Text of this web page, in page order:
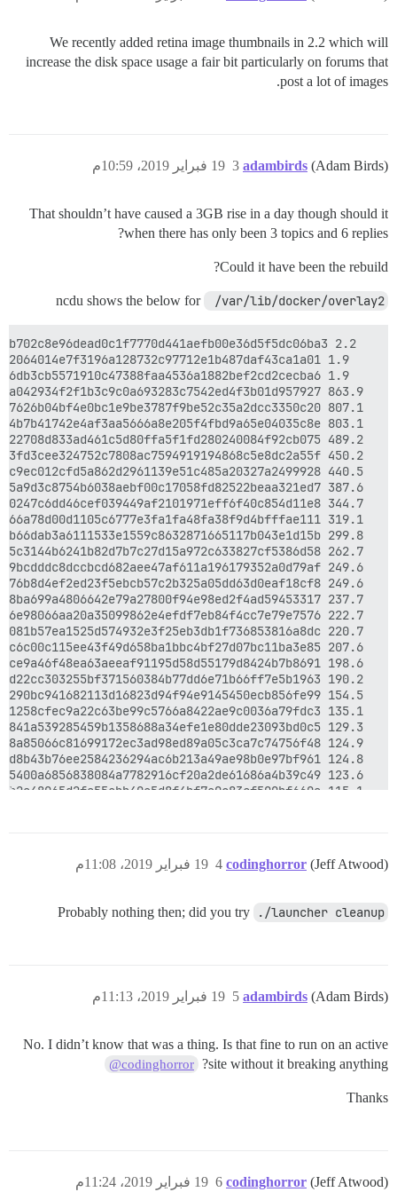
We recently added retina image thumbnails in 2.2 which will
increase the disk space usage a fair bit particularly on forums that
post a lot of images.
adambirds (Adam Birds) 19 فبراير 2019، 10:59م 3
That shouldn’t have caused a 3GB rise in a day though should it
when there has only been 3 topics and 6 replies?
Could it have been the rebuild?
ncdu shows the below for /var/lib/docker/overlay2
codinghorror (Jeff Atwood) 19 فبراير 2019، 11:08م 4
Probably nothing then; did you try ./launcher cleanup
adambirds (Adam Birds) 19 فبراير 2019، 11:13م 5
No. I didn’t know that was a thing. Is that fine to run on an active
site without it breaking anything?
@codinghorror
Thanks
codinghorror (Jeff Atwood) 19 فبراير 2019، 11:24م 6